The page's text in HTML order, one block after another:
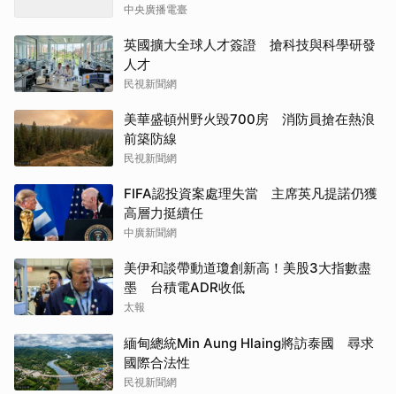
中央廣播電臺
英國擴大全球人才簽證 搶科技與科學研發
人才
民視新聞網
美華盛頓州野火毀700房 消防員搶在熱浪
前築防線
民視新聞網
FIFA認投資案處理失當 主席英凡提諾仍獲
高層力挺續任
中廣新聞網
美伊和談帶動道瓊創新高！美股3大指數盡
墨 台積電ADR收低
太報
緬甸總統Min Aung Hlaing將訪泰國 尋求
國際合法性
民視新聞網